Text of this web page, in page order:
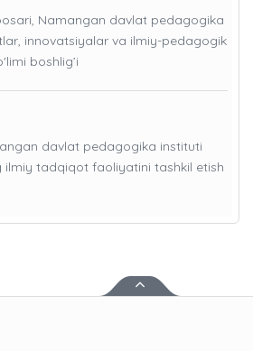
Namangan davlat pedagogika
innovatsiyalar va ilmiy-pedagogik
boshlig’i
davlat pedagogika instituti
tadqiqot faoliyatini tashkil etish